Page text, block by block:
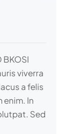
BKOSI
viverra
a felis
enim. In
Sed